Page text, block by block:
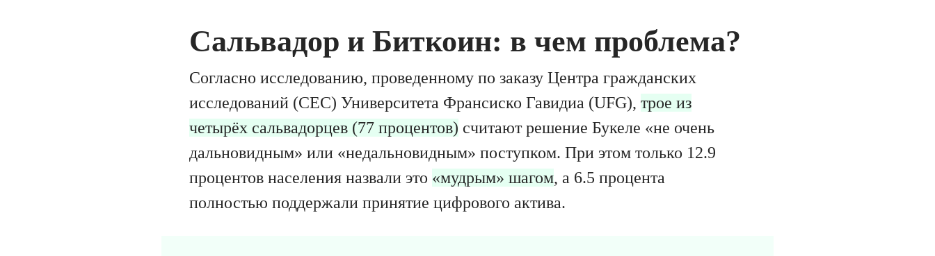
Сальвадор и Биткоин: в чем проблема?
Согласно исследованию, проведенному по заказу Центра гражданских
исследований (CEC) Университета Франсиско Гавидиа (UFG), трое из
четырёх сальвадорцев (77 процентов) считают решение Букеле «не очень
дальновидным» или «недальновидным» поступком. При этом только 12.9
процентов населения назвали это «мудрым» шагом, а 6.5 процента
полностью поддержали принятие цифрового актива.